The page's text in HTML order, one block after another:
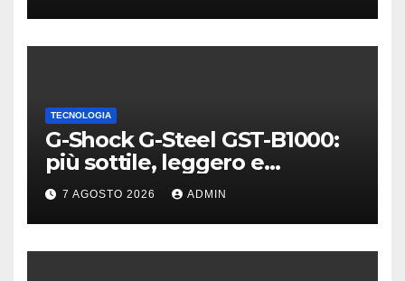
TECNOLOGIA
G-Shock G-Steel GST-B1000:
più sottile, leggero e
connesso
7 AGOSTO 2026 ADMIN